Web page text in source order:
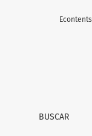
BUSCAR
Econtents